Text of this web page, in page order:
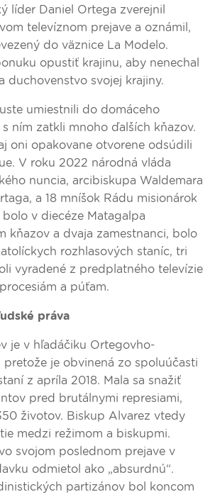
líder Daniel Ortega zverejnil
televíznom prejave a oznámil,
do väznice La Modelo.
opustiť krajinu, aby nenechal
duchovenstvo svojej krajiny.
umiestnili do domáceho
s ním zatkli mnoho ďalších kňazov.
oni opakovane otvorene odsúdili
V roku 2022 národná vláda
nuncia, arcibiskupa Waldemara
a 18 mníšok Rádu misionárok
bolo v diecéze Matagalpa
kňazov a dvaja zamestnanci, bolo
rozhlasových staníc, tri
vyradené z predplatného televízie
a púťam.
práva
je v hľadáčiku Ortegovho-
pretože je obvinená zo spoluúčasti
z apríla 2018. Mala sa snažiť
pred brutálnymi represiami,
životov. Biskup Alvarez vtedy
medzi režimom a biskupmi.
svojom poslednom prejave v
odmietol ako „absurdnú“.
partizánov bol koncom